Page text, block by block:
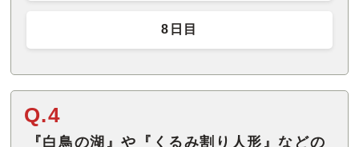
8日目
Q.4
『白鳥の湖』や『くるみ割り人形』などの